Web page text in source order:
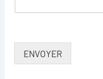
ENVOYER